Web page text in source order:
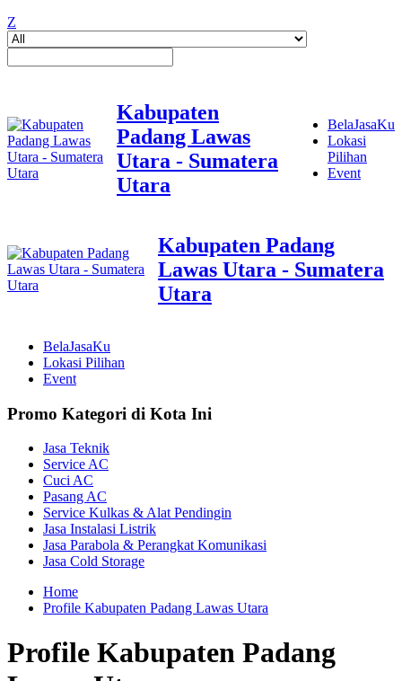
Z
Kabupaten
Padang Lawas
Utara - Sumatera
Utara
BelaJasaKu
Lokasi
Pilihan
Event
Kabupaten Padang
Lawas Utara - Sumatera
Utara
BelaJasaKu
Lokasi Pilihan
Event
Promo Kategori di Kota Ini
Jasa Teknik
Service AC
Cuci AC
Pasang AC
Service Kulkas & Alat Pendingin
Jasa Instalasi Listrik
Jasa Parabola & Perangkat Komunikasi
Jasa Cold Storage
Home
Profile Kabupaten Padang Lawas Utara
Profile Kabupaten Padang